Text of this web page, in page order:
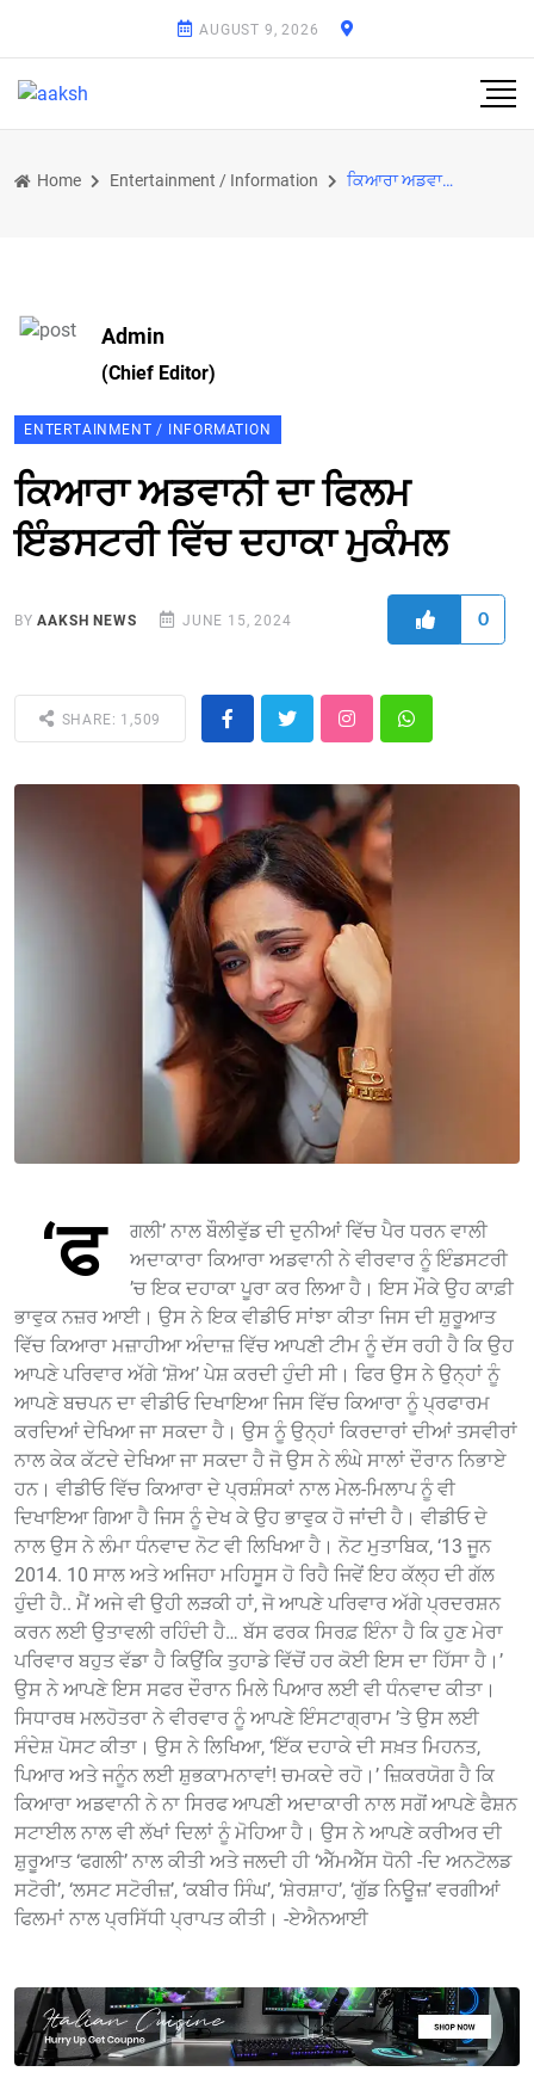
AUGUST 9, 2026
Home Entertainment / Information ਕਿਆਰਾ ਅਡਵਾਨੀ ਦਾ ਫਿਲਮ ਇੰਡਸਟਰੀ ਵਿੱਚ ਦਹਾਕਾ ਮੁਕੰਮਲ
Admin
(Chief Editor)
ENTERTAINMENT / INFORMATION
ਕਿਆਰਾ ਅਡਵਾਨੀ ਦਾ ਫਿਲਮ
ਇੰਡਸਟਰੀ ਵਿੱਚ ਦਹਾਕਾ ਮੁਕੰਮਲ
BYAAKSH NEWS JUNE 15, 2024 0
SHARE: 1,509
‘ਫ
ਗਲੀ’ ਨਾਲ ਬੌਲੀਵੁੱਡ ਦੀ ਦੁਨੀਆਂ ਵਿੱਚ ਪੈਰ ਧਰਨ ਵਾਲੀ
ਅਦਾਕਾਰਾ ਕਿਆਰਾ ਅਡਵਾਨੀ ਨੇ ਵੀਰਵਾਰ ਨੂੰ ਇੰਡਸਟਰੀ
’ਚ ਇਕ ਦਹਾਕਾ ਪੂਰਾ ਕਰ ਲਿਆ ਹੈ। ਇਸ ਮੌਕੇ ਉਹ ਕਾਫ਼ੀ
ਭਾਵੁਕ ਨਜ਼ਰ ਆਈ। ਉਸ ਨੇ ਇਕ ਵੀਡੀਓ ਸਾਂਝਾ ਕੀਤਾ ਜਿਸ ਦੀ ਸ਼ੁਰੂਆਤ
ਵਿੱਚ ਕਿਆਰਾ ਮਜ਼ਾਹੀਆ ਅੰਦਾਜ਼ ਵਿੱਚ ਆਪਣੀ ਟੀਮ ਨੂੰ ਦੱਸ ਰਹੀ ਹੈ ਕਿ ਉਹ
ਆਪਣੇ ਪਰਿਵਾਰ ਅੱਗੇ ‘ਸ਼ੋਅ’ ਪੇਸ਼ ਕਰਦੀ ਹੁੰਦੀ ਸੀ। ਫਿਰ ਉਸ ਨੇ ਉਨ੍ਹਾਂ ਨੂੰ
ਆਪਣੇ ਬਚਪਨ ਦਾ ਵੀਡੀਓ ਦਿਖਾਇਆ ਜਿਸ ਵਿੱਚ ਕਿਆਰਾ ਨੂੰ ਪ੍ਰਫਾਰਮ
ਕਰਦਿਆਂ ਦੇਖਿਆ ਜਾ ਸਕਦਾ ਹੈ। ਉਸ ਨੂੰ ਉਨ੍ਹਾਂ ਕਿਰਦਾਰਾਂ ਦੀਆਂ ਤਸਵੀਰਾਂ
ਨਾਲ ਕੇਕ ਕੱਟਦੇ ਦੇਖਿਆ ਜਾ ਸਕਦਾ ਹੈ ਜੋ ਉਸ ਨੇ ਲੰਘੇ ਸਾਲਾਂ ਦੌਰਾਨ ਨਿਭਾਏ
ਹਨ। ਵੀਡੀਓ ਵਿੱਚ ਕਿਆਰਾ ਦੇ ਪ੍ਰਸ਼ੰਸਕਾਂ ਨਾਲ ਮੇਲ-ਮਿਲਾਪ ਨੂੰ ਵੀ
ਦਿਖਾਇਆ ਗਿਆ ਹੈ ਜਿਸ ਨੂੰ ਦੇਖ ਕੇ ਉਹ ਭਾਵੁਕ ਹੋ ਜਾਂਦੀ ਹੈ। ਵੀਡੀਓ ਦੇ
ਨਾਲ ਉਸ ਨੇ ਲੰਮਾ ਧੰਨਵਾਦ ਨੋਟ ਵੀ ਲਿਖਿਆ ਹੈ। ਨੋਟ ਮੁਤਾਬਿਕ, ‘13 ਜੂਨ
2014. 10 ਸਾਲ ਅਤੇ ਅਜਿਹਾ ਮਹਿਸੂਸ ਹੋ ਰਿਹੈ ਜਿਵੇਂ ਇਹ ਕੱਲ੍ਹ ਦੀ ਗੱਲ
ਹੁੰਦੀ ਹੈ.. ਮੈਂ ਅਜੇ ਵੀ ਉਹੀ ਲੜਕੀ ਹਾਂ, ਜੋ ਆਪਣੇ ਪਰਿਵਾਰ ਅੱਗੇ ਪ੍ਰਦਰਸ਼ਨ
ਕਰਨ ਲਈ ਉਤਾਵਲੀ ਰਹਿੰਦੀ ਹੈ… ਬੱਸ ਫਰਕ ਸਿਰਫ਼ ਇੰਨਾ ਹੈ ਕਿ ਹੁਣ ਮੇਰਾ
ਪਰਿਵਾਰ ਬਹੁਤ ਵੱਡਾ ਹੈ ਕਿਉਂਕਿ ਤੁਹਾਡੇ ਵਿੱਚੋਂ ਹਰ ਕੋਈ ਇਸ ਦਾ ਹਿੱਸਾ ਹੈ।’
ਉਸ ਨੇ ਆਪਣੇ ਇਸ ਸਫਰ ਦੌਰਾਨ ਮਿਲੇ ਪਿਆਰ ਲਈ ਵੀ ਧੰਨਵਾਦ ਕੀਤਾ।
ਸਿਧਾਰਥ ਮਲਹੋਤਰਾ ਨੇ ਵੀਰਵਾਰ ਨੂੰ ਆਪਣੇ ਇੰਸਟਾਗ੍ਰਾਮ ’ਤੇ ਉਸ ਲਈ
ਸੰਦੇਸ਼ ਪੋਸਟ ਕੀਤਾ। ਉਸ ਨੇ ਲਿਖਿਆ, ‘ਇੱਕ ਦਹਾਕੇ ਦੀ ਸਖ਼ਤ ਮਿਹਨਤ,
ਪਿਆਰ ਅਤੇ ਜਨੂੰਨ ਲਈ ਸ਼ੁਭਕਾਮਨਾਵਾਂ! ਚਮਕਦੇ ਰਹੋ।’ ਜ਼ਿਕਰਯੋਗ ਹੈ ਕਿ
ਕਿਆਰਾ ਅਡਵਾਨੀ ਨੇ ਨਾ ਸਿਰਫ ਆਪਣੀ ਅਦਾਕਾਰੀ ਨਾਲ ਸਗੋਂ ਆਪਣੇ ਫੈਸ਼ਨ
ਸਟਾਈਲ ਨਾਲ ਵੀ ਲੱਖਾਂ ਦਿਲਾਂ ਨੂੰ ਮੋਹਿਆ ਹੈ। ਉਸ ਨੇ ਆਪਣੇ ਕਰੀਅਰ ਦੀ
ਸ਼ੁਰੂਆਤ ‘ਫਗਲੀ’ ਨਾਲ ਕੀਤੀ ਅਤੇ ਜਲਦੀ ਹੀ ‘ਐੱਮਐੱਸ ਧੋਨੀ -ਦਿ ਅਨਟੋਲਡ
ਸਟੋਰੀ’, ‘ਲਸਟ ਸਟੋਰੀਜ਼’, ‘ਕਬੀਰ ਸਿੰਘ’, ‘ਸ਼ੇਰਸ਼ਾਹ’, ‘ਗੁੱਡ ਨਿਊਜ਼’ ਵਰਗੀਆਂ
ਫਿਲਮਾਂ ਨਾਲ ਪ੍ਰਸਿੱਧੀ ਪ੍ਰਾਪਤ ਕੀਤੀ। -ਏਐਨਆਈ